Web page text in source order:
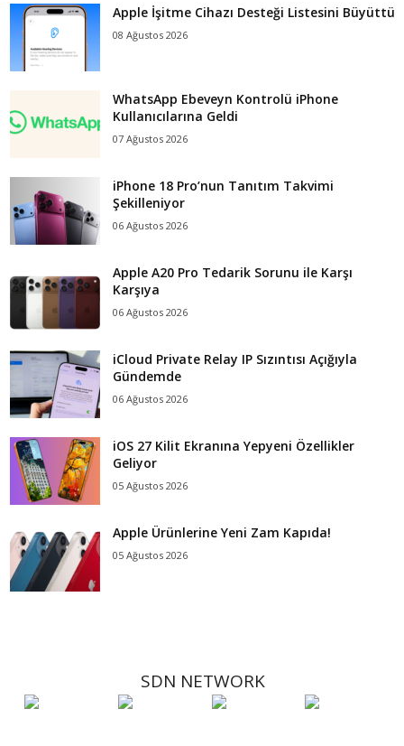
Apple İşitme Cihazı Desteği Listesini Büyüttü
08 Ağustos 2026
WhatsApp Ebeveyn Kontrolü iPhone
Kullanıcılarına Geldi
07 Ağustos 2026
iPhone 18 Pro’nun Tanıtım Takvimi
Şekilleniyor
06 Ağustos 2026
Apple A20 Pro Tedarik Sorunu ile Karşı
Karşıya
06 Ağustos 2026
iCloud Private Relay IP Sızıntısı Açığıyla
Gündemde
06 Ağustos 2026
iOS 27 Kilit Ekranına Yepyeni Özellikler
Geliyor
05 Ağustos 2026
Apple Ürünlerine Yeni Zam Kapıda!
05 Ağustos 2026
SDN NETWORK